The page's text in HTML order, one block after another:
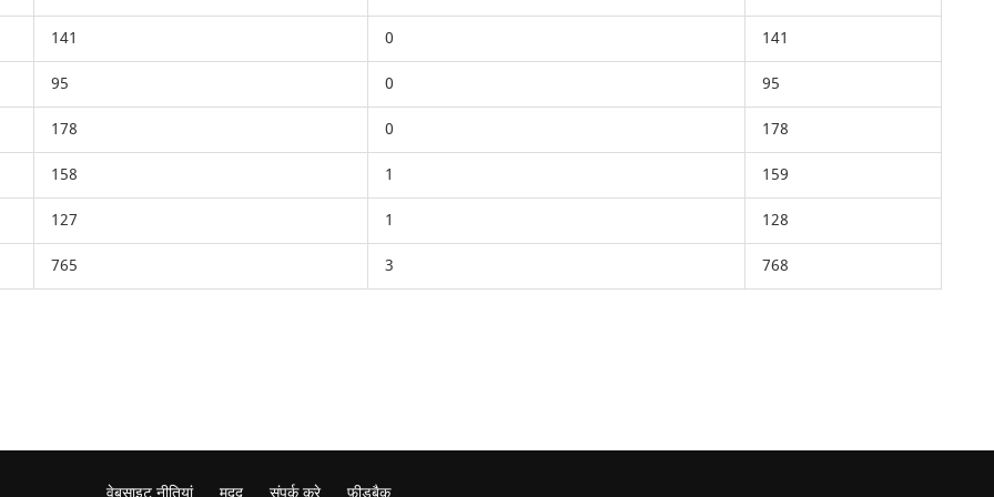
141
0
141
95
0
95
178
0
178
158
1
159
127
1
128
765
3 768